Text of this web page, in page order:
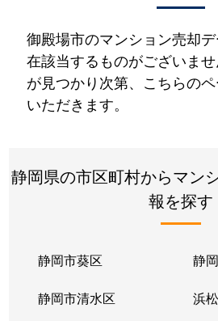
御殿場市のマンション売却
在該当するものがございま
が見つかり次第、こちらの
いただきます。
静岡県の市区町村からマン
報を探す
静岡市葵区 静
静岡市清水区 浜